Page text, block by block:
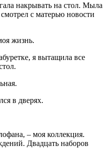
накрывать на стол. Мыла
с матерью новости
жизнь.
я вытащила все
в дверях.
– моя коллекция.
Двадцать наборов